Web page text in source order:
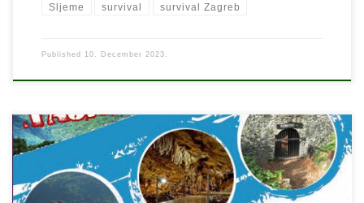
Sljeme survival survival Zagreb
Published 10. December 2023.
16. prosinca 2023. krećemo sa projektom “Tajne Medvednice” za
djecu u organizaciji Židovske općine Zagreb,a u izvedbi naše